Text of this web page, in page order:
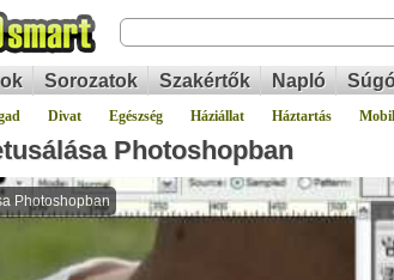
Sorozatok Szakértők Napló
Divat Egészség Háziállat Háztartás Mobil
Photoshopban